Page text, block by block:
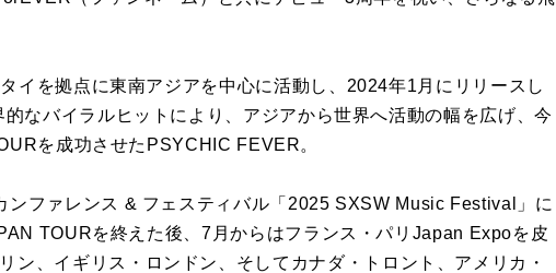
イを拠点に東南アジアを中心に活動し、2024年1月にリリースし
なバイラルヒットにより、アジアから世界へ活動の幅を広げ、今
を成功させたPSYCHIC FEVER。
ンファレンス & フェスティバル「2025 SXSW Music Festival」に
TOURを終えた後、7月からはフランス・パリJapan Expoを皮
ン、イギリス・ロンドン、そしてカナダ・トロント、アメリカ・